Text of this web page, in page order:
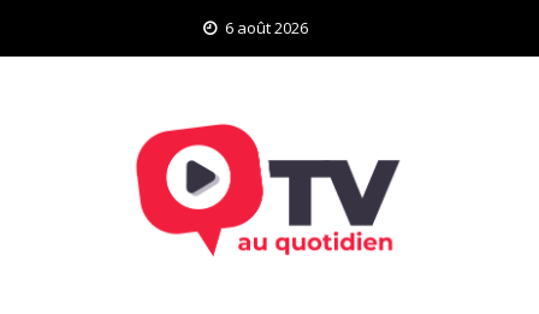
6 août 2026